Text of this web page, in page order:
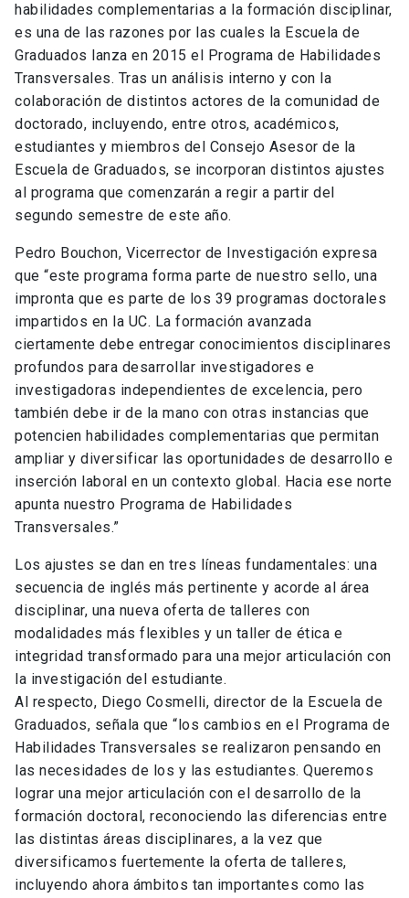
habilidades complementarias a la formación disciplinar,
es una de las razones por las cuales la Escuela de
Graduados lanza en 2015 el Programa de Habilidades
Transversales. Tras un análisis interno y con la
colaboración de distintos actores de la comunidad de
doctorado, incluyendo, entre otros, académicos,
estudiantes y miembros del Consejo Asesor de la
Escuela de Graduados, se incorporan distintos ajustes
al programa que comenzarán a regir a partir del
segundo semestre de este año.
Pedro Bouchon, Vicerrector de Investigación expresa
que “este programa forma parte de nuestro sello, una
impronta que es parte de los 39 programas doctorales
impartidos en la UC. La formación avanzada
ciertamente debe entregar conocimientos disciplinares
profundos para desarrollar investigadores e
investigadoras independientes de excelencia, pero
también debe ir de la mano con otras instancias que
potencien habilidades complementarias que permitan
ampliar y diversificar las oportunidades de desarrollo e
inserción laboral en un contexto global. Hacia ese norte
apunta nuestro Programa de Habilidades
Transversales.”
Los ajustes se dan en tres líneas fundamentales: una
secuencia de inglés más pertinente y acorde al área
disciplinar, una nueva oferta de talleres con
modalidades más flexibles y un taller de ética e
integridad transformado para una mejor articulación con
la investigación del estudiante.
Al respecto, Diego Cosmelli, director de la Escuela de
Graduados, señala que “los cambios en el Programa de
Habilidades Transversales se realizaron pensando en
las necesidades de los y las estudiantes. Queremos
lograr una mejor articulación con el desarrollo de la
formación doctoral, reconociendo las diferencias entre
las distintas áreas disciplinares, a la vez que
diversificamos fuertemente la oferta de talleres,
incluyendo ahora ámbitos tan importantes como las